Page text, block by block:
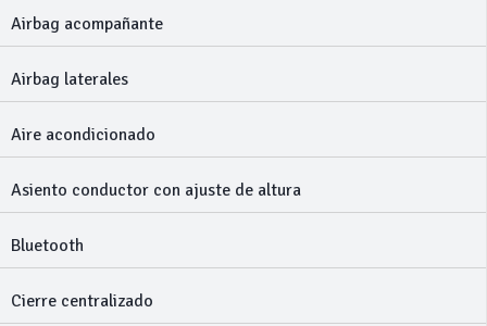
Airbag acompañante
Airbag laterales
Aire acondicionado
Asiento conductor con ajuste de altura
Bluetooth
Cierre centralizado